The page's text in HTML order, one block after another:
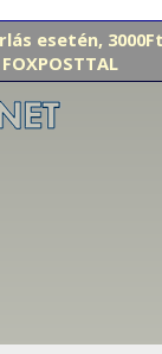
esetén,